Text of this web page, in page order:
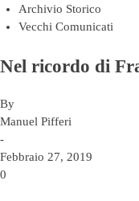
Archivio Storico
Vecchi Comunicati
Nel ricordo di
By
Manuel Pifferi
-
Febbraio 27, 2019
0